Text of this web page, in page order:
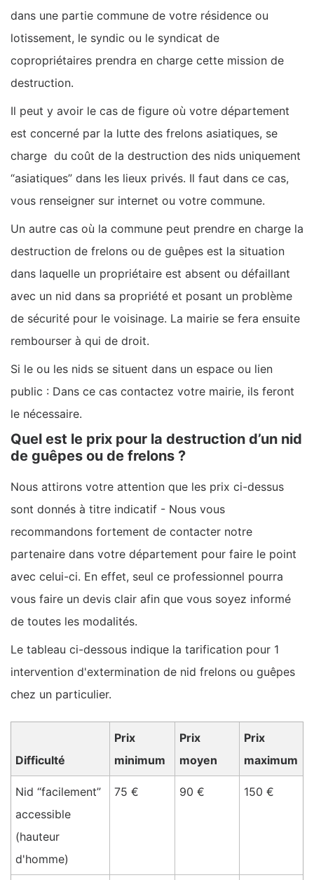
dans une partie commune de votre résidence ou
lotissement, le syndic ou le syndicat de
copropriétaires prendra en charge cette mission de
destruction.
Il peut y avoir le cas de figure où votre département
est concerné par la lutte des frelons asiatiques, se
charge du coût de la destruction des nids uniquement
“asiatiques” dans les lieux privés. Il faut dans ce cas,
vous renseigner sur internet ou votre commune.
Un autre cas où la commune peut prendre en charge la
destruction de frelons ou de guêpes est la situation
dans laquelle un propriétaire est absent ou défaillant
avec un nid dans sa propriété et posant un problème
de sécurité pour le voisinage. La mairie se fera ensuite
rembourser à qui de droit.
Si le ou les nids se situent dans un espace ou lien
public : Dans ce cas contactez votre mairie, ils feront
le nécessaire.
Quel est le prix pour la destruction d’un nid
de guêpes ou de frelons ?
Nous attirons votre attention que les prix ci-dessus
sont donnés à titre indicatif - Nous vous
recommandons fortement de contacter notre
partenaire dans votre département pour faire le point
avec celui-ci. En effet, seul ce professionnel pourra
vous faire un devis clair afin que vous soyez informé
de toutes les modalités.
Le tableau ci-dessous indique la tarification pour 1
intervention d'extermination de nid frelons ou guêpes
chez un particulier.
Difficulté
Prix
minimum
Prix
moyen
Prix
maximum
Nid “facilement”
accessible
(hauteur
d'homme)
75 € 90 € 150 €